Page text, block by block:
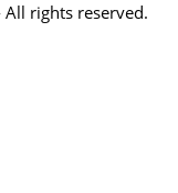
rights reserved.